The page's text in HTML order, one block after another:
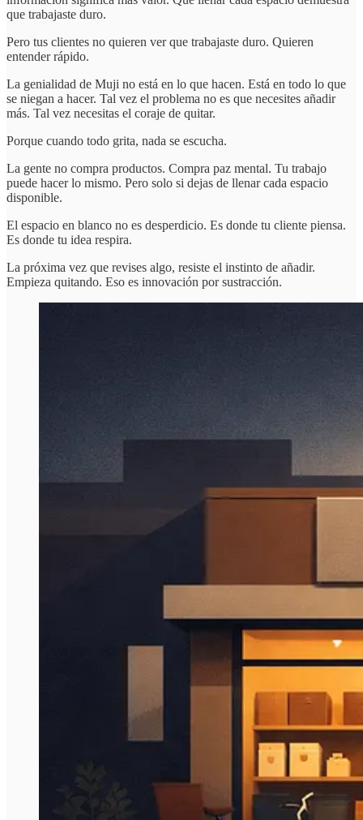
que trabajaste duro.
Pero tus clientes no quieren ver que trabajaste duro. Quieren
entender rápido.
La genialidad de Muji no está en lo que hacen. Está en todo lo que
se niegan a hacer. Tal vez el problema no es que necesites añadir
más. Tal vez necesitas el coraje de quitar.
Porque cuando todo grita, nada se escucha.
La gente no compra productos. Compra paz mental. Tu trabajo
puede hacer lo mismo. Pero solo si dejas de llenar cada espacio
disponible.
El espacio en blanco no es desperdicio. Es donde tu cliente piensa.
Es donde tu idea respira.
La próxima vez que revises algo, resiste el instinto de añadir.
Empieza quitando. Eso es innovación por sustracción.